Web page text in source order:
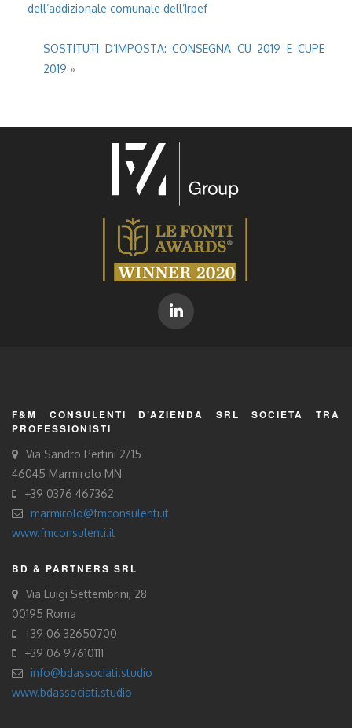
dell’addizionale comunale dell’Irpef
SOSTITUTI D’IMPOSTA: CONSEGNA CU 2019 E CUPE
2019 »
F&M CONSULENTI D’AZIENDA SRL SOCIETÀ TRA
PROFESSIONISTI
Via Sandro Pertini 2/15
46045 Marmirolo MN
+39 0376 467362
marmirolo@fmconsulenti.it
www.fmconsulenti.it
BD & PARTNERS SRL
Via Luigi Settembrini, 28
00195 Roma
+39 06 32650700
+39 06 97610111
info@bdassociati.studio
www.bdassociati.studio